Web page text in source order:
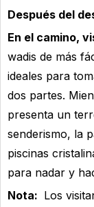
Después del
En el camino,
wadis de más
ideales para
dos partes.
presenta un
senderismo, la
piscinas
para nadar y
Nota: Los